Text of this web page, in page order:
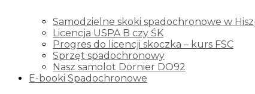
Samodzielne skoki spadochronowe w
Licencja USPA B czy ŚK
Progres do licencji skoczka – kurs FSC
Sprzęt spadochronowy
Nasz samolot Dornier DO92
E-booki Spadochronowe